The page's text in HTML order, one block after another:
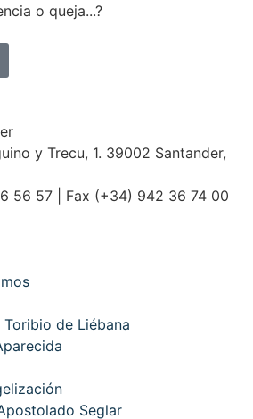
o queja...?
y Trecu, 1. 39002 Santander,
56 57 | Fax (+34) 942 36 74 00
Toribio de Liébana
Seglar